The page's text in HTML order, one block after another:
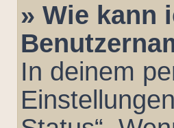
» Wie kann
In deinem